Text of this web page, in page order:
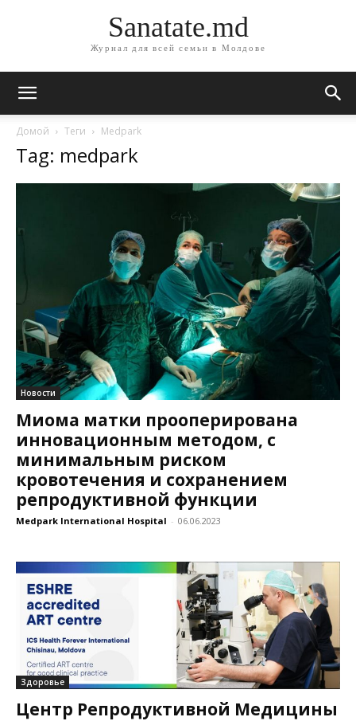
Sanatate.md
Журнал для всей семьи в Молдове
Домой Теги Medpark
Tag: medpark
Новости
Миома матки прооперирована
инновационным методом, с
минимальным риском
кровотечения и сохранением
репродуктивной функции
Medpark International Hospital - 06.06.2023
Здоровье
Центр Репродуктивной Медицины